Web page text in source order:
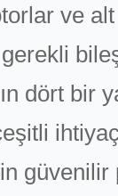
ve alt
dört bir